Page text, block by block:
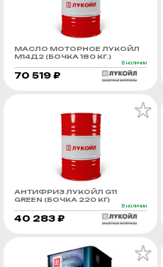
МАСЛО МОТОРНОЕ ЛУКОЙЛ
М14Д2 (БОЧКА 180 КГ.)
В наличии
70 519 ₽
АНТИФРИЗ ЛУКОЙЛ G11
GREEN (БОЧКА 220 КГ)
В наличии
40 283 ₽